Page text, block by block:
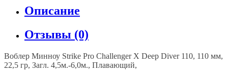
Описание
Отзывы (0)
Воблер Минноу Strike Pro Challenger X Deep Diver 110, 110 мм,
22,5 гр, Загл. 4,5м.-6,0м., Плавающий,